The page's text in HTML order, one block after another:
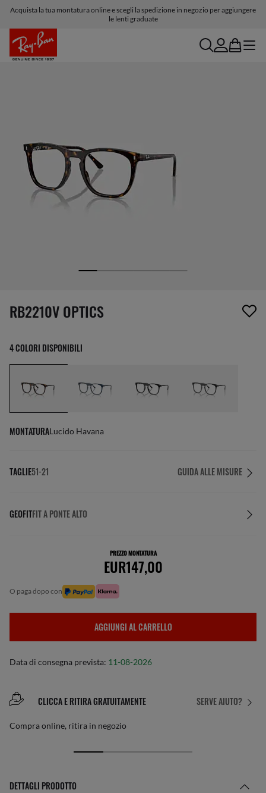
Acquista la tua montatura online e scegli la spedizione in negozio per aggiungere
le lenti graduate
searchaccount
bag menu
1 articolo è stato aggiunto alla tua wishlist
RB2210V OPTICS
4 COLORI DISPONIBILI
MONTATURALucido Havana
TAGLIE51-21 GUIDA ALLE MISURE
GEOFITFIT A PONTE ALTO
PREZZO MONTATURA
EUR147,00
o paga dopo con
AGGIUNGI AL CARRELLO
Data di consegna prevista: 11-08-2026
SERVE AIUTO?
CLICCA E RITIRA GRATUITAMENTE
Compra online, ritira in negozio
DETTAGLI PRODOTTO